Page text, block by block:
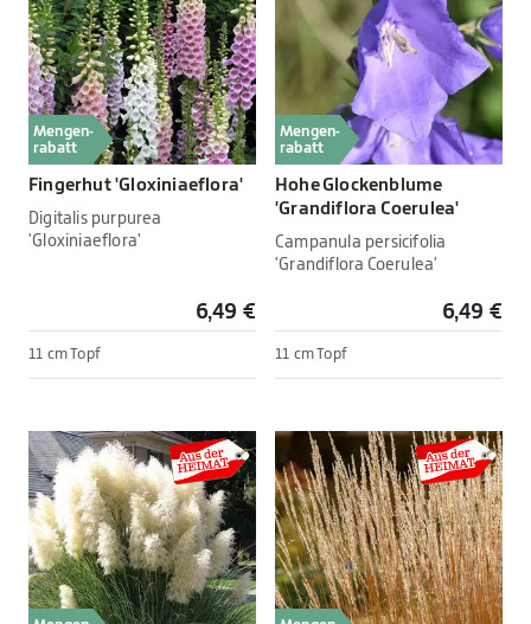
Mengen-
rabatt
Fingerhut 'Gloxiniaeflora'
Digitalis purpurea
'Gloxiniaeflora'
6,49 €
11 cm Topf
Mengen-
rabatt
Hohe Glockenblume
'Grandiflora Coerulea'
Campanula persicifolia
'Grandiflora Coerulea'
6,49 €
11 cm Topf